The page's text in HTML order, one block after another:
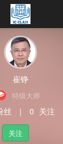
崔铮
特级大师
丝 ｜ 0 关注
关注